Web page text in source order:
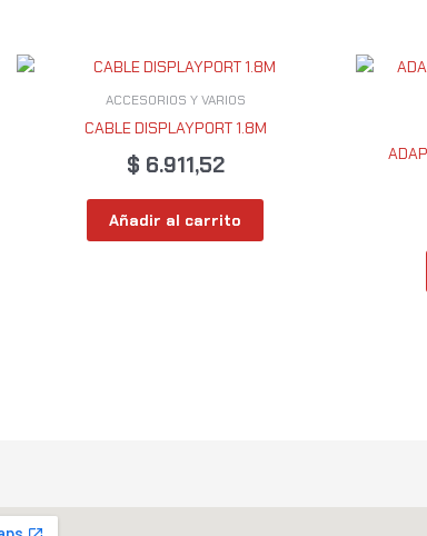
ACCESORIOS Y VARIOS
CABLE DISPLAYPORT 1.8M
$ 6.911,52
Añadir al carrito